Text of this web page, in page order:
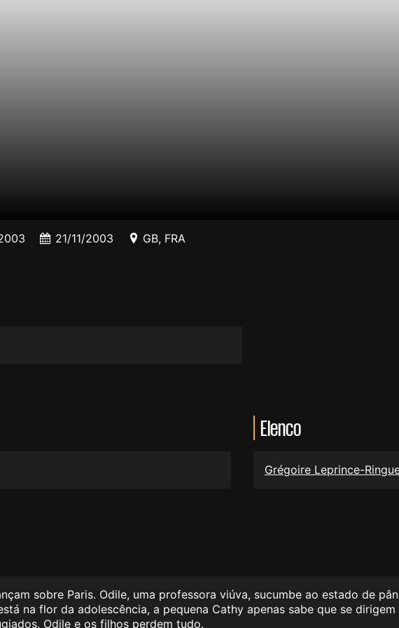
21/11/2003 GB, FRA
Elenco
Grégoire Leprince-
sobre Paris. Odile, uma professora viúva, sucumbe ao estado de
na flor da adolescência, a pequena Cathy apenas sabe que se
Odile e os filhos perdem tudo.